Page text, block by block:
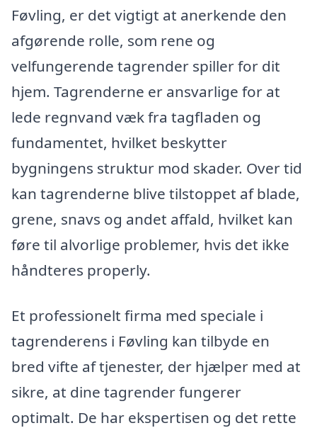
Føvling, er det vigtigt at anerkende den
afgørende rolle, som rene og
velfungerende tagrender spiller for dit
hjem. Tagrenderne er ansvarlige for at
lede regnvand væk fra tagfladen og
fundamentet, hvilket beskytter
bygningens struktur mod skader. Over tid
kan tagrenderne blive tilstoppet af blade,
grene, snavs og andet affald, hvilket kan
føre til alvorlige problemer, hvis det ikke
håndteres properly.
Et professionelt firma med speciale i
tagrenderens i Føvling kan tilbyde en
bred vifte af tjenester, der hjælper med at
sikre, at dine tagrender fungerer
optimalt. De har ekspertisen og det rette